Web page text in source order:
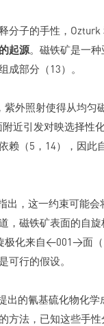
分子的手性，Ozturk
起源 。磁铁矿是一
成部分（13）。
紫外照射使得从均
近引发对映选择性
赖（5，14），因
出，这一约束可能
，磁铁矿表面的自
化来自<001>面
可行的假设。
出的氰基硫化物化
方法，已知这些手